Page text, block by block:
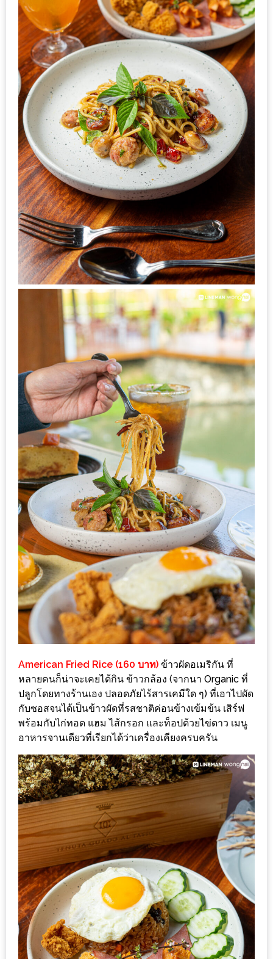
200
บาท
ชี้
เบาะแส
ความ
อร่อย
ตาม
รอย
น้า
อ้วน
ชวน
หิว
ติดต่อ
น้า
อ้วน
ติดต่อ
น้า
อ้วน
น้า
อ้วน
ชวน
คุย
นโยบาย
ความ
เป็น
ส่วน
ตัว
นโยบาย
ความ
เป็น
ส่วน
ตัว
ประกาศ
ผล
ผู้
โชค
น้า
อ้วน
ครั้ง
ที่
1
พา
เพื่อน
มา
ม่วน
กั๋น
บน
American Fried Rice (160 บาท) ข้าวผัดอเมริกัน ที่
หลายคนก็น่าจะเคยได้กิน ข้าวกล้อง (จากนา Organic ที่
ปลูกโดยทางร้านเอง ปลอดภัยไร้สารเคมีใด ๆ) ที่เอาไปผัด
กับซอสจนได้เป็นข้าวผัดที่รสชาติค่อนข้างเข้มข้น เสิร์ฟ
พร้อมกับไก่ทอด แฮม ไส้กรอก และท็อปด้วยไข่ดาว เมนู
อาหารจานเดียวที่เรียกได้ว่าเครื่องเคียงครบครัน